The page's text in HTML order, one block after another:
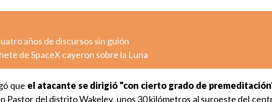
años de discursos sin guión
de SpaceX cayeron sobre la Luna
que el atacante se dirigió "con cierto grado de
Pastor del distrito Wakeley, unos 30 kilómetros al suroeste del